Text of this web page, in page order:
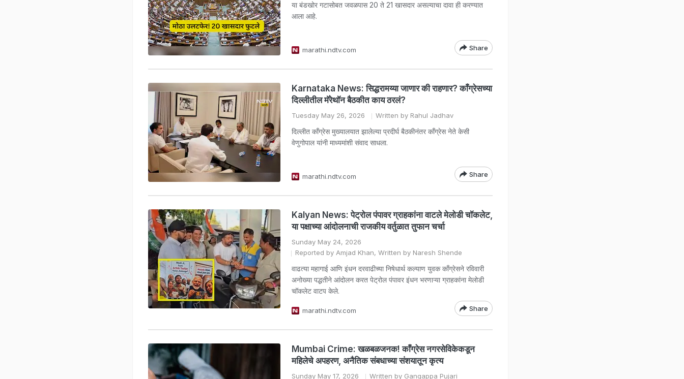
या बंडखोर गटासोबत जवळपास 20 ते 21 खासदार असल्याचा दावा ही करण्यात
आला आहे.
marathi.ndtv.com Share
​Karnataka News: सिद्धरामय्या जाणार की राहणार? काँग्रेसच्या
दिल्लीतील मॅरेथॉन बैठकीत काय ठरलं?
Tuesday May 26, 2026 Written by Rahul Jadhav
दिल्लीत काँग्रेस मुख्यालयात झालेल्या प्रदीर्घ बैठकीनंतर काँग्रेस नेते केसी
वेणुगोपाल यांनी माध्यमांशी संवाद साधला.
marathi.ndtv.com Share
Kalyan News: पेट्रोल पंपावर ग्राहकांना वाटले मेलोडी चॉकलेट,
या पक्षाच्या आंदोलनाची राजकीय वर्तुळात तुफान चर्चा
Sunday May 24, 2026
Reported by Amjad Khan, Written by Naresh Shende
वाढत्या महागाई आणि इंधन दरवाढीच्या निषेधार्थ कल्याण युवक काँग्रेसने रविवारी
अनोख्या पद्धतीने आंदोलन करत पेट्रोल पंपावर इंधन भरणाऱ्या ग्राहकांना मेलोडी
चॉकलेट वाटप केले.
marathi.ndtv.com Share
Mumbai Crime: खळबळजनक! काँग्रेस नगरसेविकेकडून
महिलेचे अपहरण, अनैतिक संबधाच्या संशयातून कृत्य
Sunday May 17, 2026 Written by Gangappa Pujari